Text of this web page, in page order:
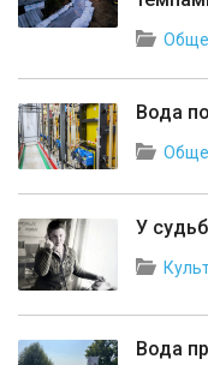
Вода
У
Вода